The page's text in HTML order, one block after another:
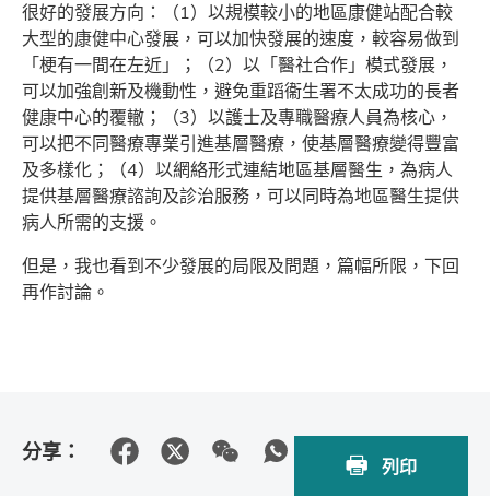
很好的發展方向：（1）以規模較小的地區康健站配合較
大型的康健中心發展，可以加快發展的速度，較容易做到
「梗有一間在左近」；（2）以「醫社合作」模式發展，
可以加強創新及機動性，避免重蹈衞生署不太成功的長者
健康中心的覆轍；（3）以護士及專職醫療人員為核心，
可以把不同醫療專業引進基層醫療，使基層醫療變得豐富
及多樣化；（4）以網絡形式連結地區基層醫生，為病人
提供基層醫療諮詢及診治服務，可以同時為地區醫生提供
病人所需的支援。
但是，我也看到不少發展的局限及問題，篇幅所限，下回
再作討論。
分享：
列印